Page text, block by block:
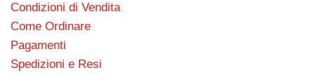
Condizioni di Vendita
Come Ordinare
Pagamenti
Spedizioni e Resi